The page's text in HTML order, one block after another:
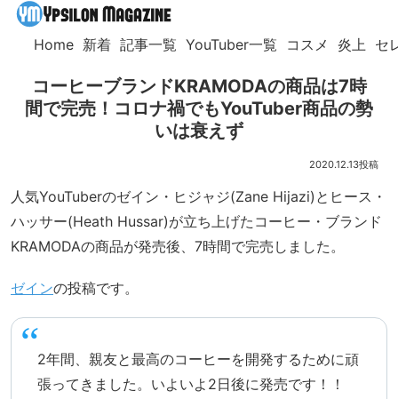
Home 新着 記事一覧 YouTuber一覧 コスメ 炎上 セ
コーヒーブランドKRAMODAの商品は7時
間で完売！コロナ禍でもYouTuber商品の勢
いは衰えず
2020.12.13
人気YouTuberのゼイン・ヒジャジ(Zane Hijazi)とヒース・
ハッサー(Heath Hussar)が立ち上げたコーヒー・ブランド
KRAMODAの商品が発売後、7時間で完売しました。
ゼインの投稿です。
2年間、親友と最高のコーヒーを開発するために頑
張ってきました。いよいよ2日後に発売です！！